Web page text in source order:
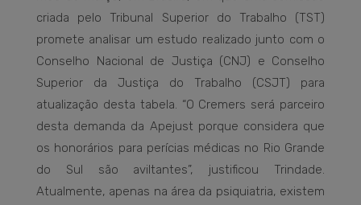
criada pelo Tribunal Superior do Trabalho (TST)
promete analisar um estudo realizado junto com o
Conselho Nacional de Justiça (CNJ) e Conselho
Superior da Justiça do Trabalho (CSJT) para
atualização desta tabela. “O Cremers será parceiro
desta demanda da Apejust porque considera que
os honorários para perícias médicas no Rio Grande
do Sul são aviltantes”, justificou Trindade.
Atualmente, apenas na área da psiquiatria, existem